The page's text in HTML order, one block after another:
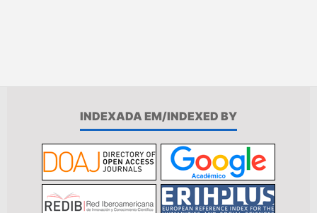
INDEXADA EM/INDEXED BY